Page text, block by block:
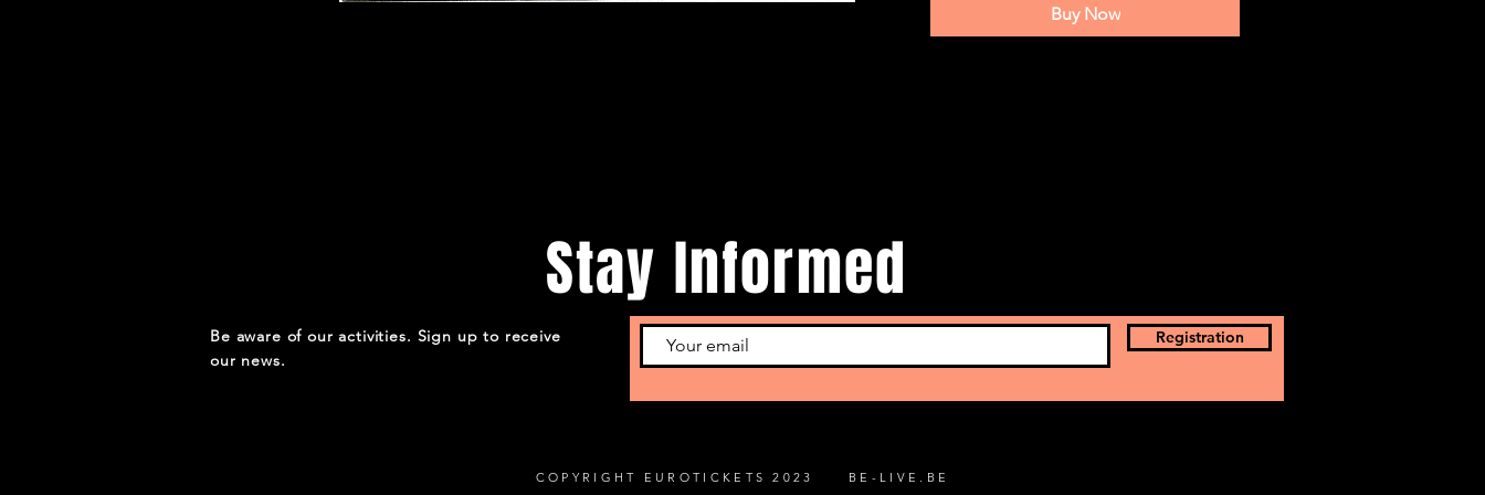
Buy Now
Stay Informed
Be aware of our activities. Sign up to receive
our news.
Registration
COPYRIGHT EUROTICKETS 2023 BE-LIVE.BE